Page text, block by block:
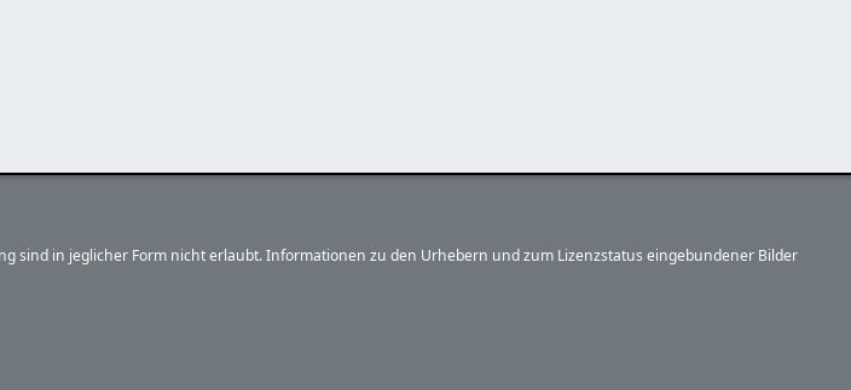
sind in jeglicher Form nicht erlaubt. Informationen zu den Urhebern und zum Lizenzstatus eingebundener Bilder